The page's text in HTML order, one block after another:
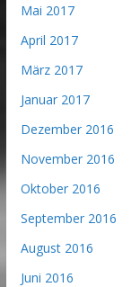
Mai 2017
April 2017
März 2017
Januar 2017
Dezember 2016
November 2016
Oktober 2016
September 2016
August 2016
Juni 2016